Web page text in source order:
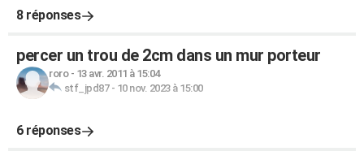
8 réponses
percer un trou de 2cm dans un mur porteur
roro- 13 avr. 2011 à 15:04
stf_jpd87- 10 nov. 2023 à 15:00
6 réponses